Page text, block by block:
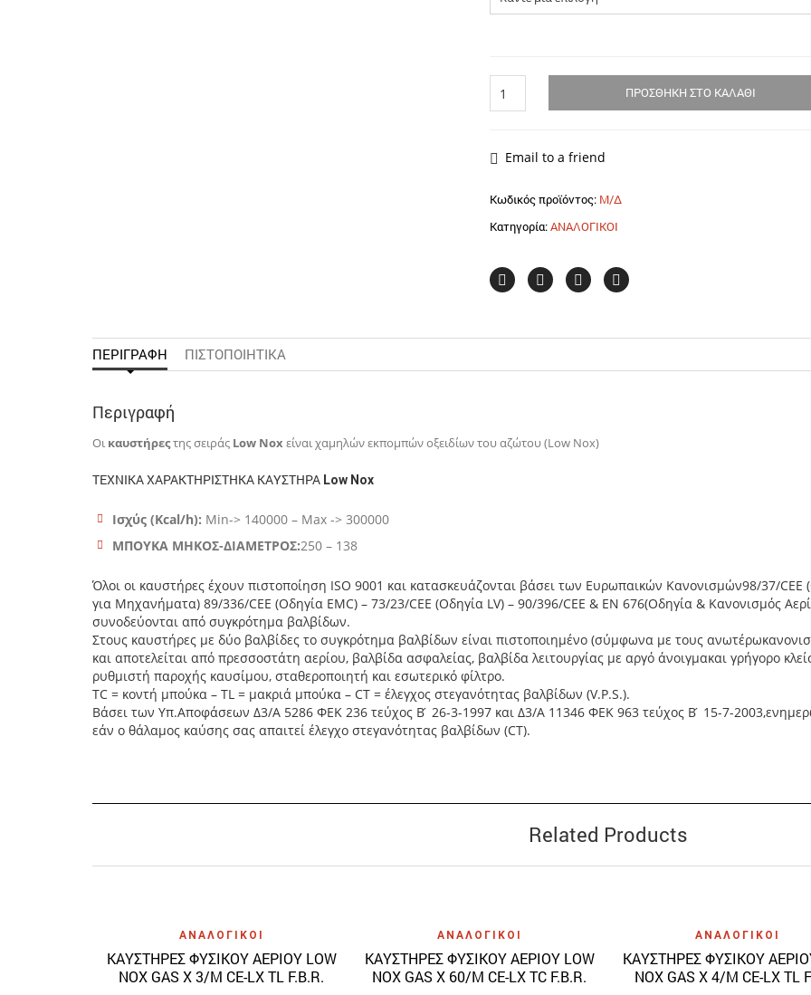
ΦΥΣΙΚΟΥ
NOX
X
5/M
CE-
TC
F.B.R.
ΠΡΟΣΘΉΚΗ ΣΤΟ ΚΑΛΆΘΙ
Email to a friend
Κωδικός προϊόντος: Μ/Δ
Κατηγορία:ΑΝΑΛΟΓΙΚΟΙ
ΠΕΡΙΓΡΑΦΉ ΠΙΣΤΟΠΟΙΗΤΙΚΑ
Περιγραφή
Οι καυστήρεςτης σειράς Low Nox είναι χαμηλών εκπομπών οξειδίων του αζώτου (Low Nox)
ΤΕΧΝΙΚΑ ΧΑΡΑΚΤΗΡΙΣΤΗΚΑ ΚΑΥΣΤΗΡΑ Low Nox
Ισχύς (Kcal/h): Min-> 140000 – Max -> 300000
ΜΠΟΥΚΑ ΜΗΚΟΣ-ΔΙΑΜΕΤΡΟΣ:250 – 138
Όλοι οι καυστήρες έχουν πιστοποίηση ISO 9001 και κατασκευάζονται βάσει των Ευρωπαικών Κανονισμών98/37/CEE
για Μηχανήματα) 89/336/CEE (Οδηγία EMC) – 73/23/CEE (Οδηγία LV) – 90/396/CEE & ΕΝ 676(Οδηγία & Κανονισμός
συνοδεύονται από συγκρότημα βαλβίδων.
Στους καυστήρες με δύο βαλβίδες το συγκρότημα βαλβίδων είναι πιστοποιημένο (σύμφωνα με τους
και αποτελείται από πρεσσοστάτη αερίου, βαλβίδα ασφαλείας, βαλβίδα λειτουργίας με αργό άνοιγμακαι γρήγορο
ρυθμιστή παροχής καυσίμου, σταθεροποιητή και εσωτερικό φίλτρο.
TC = κοντή μπούκα – TL = μακριά μπούκα – CT = έλεγχος στεγανότητας βαλβίδων (V.P.S.).
Βάσει των Υπ.Αποφάσεων Δ3/Α 5286 ΦΕΚ 236 τεύχος Β ́ 26-3-1997 και Δ3/Α 11346 ΦΕΚ 963 τεύχος Β ́ 15-7-
εάν ο θάλαμος καύσης σας απαιτεί έλεγχο στεγανότητας βαλβίδων (CT).
Related Products
Quick View
ΑΝΑΛΟΓΙΚΟΙ
ΚΑΥΣΤΗΡΕΣ ΦΥΣΙΚΟΥ ΑΕΡΙΟΥ LOW
NOX GAS X 3/M CE-LX TL F.B.R.
Quick View
ΑΝΑΛΟΓΙΚΟΙ
ΚΑΥΣΤΗΡΕΣ ΦΥΣΙΚΟΥ ΑΕΡΙΟΥ LOW
NOX GAS X 60/M CE-LX TC F.B.R.
Quick View
ΑΝΑΛΟΓΙΚΟΙ
ΚΑΥΣΤΗΡΕΣ ΦΥΣΙΚΟΥ
NOX GAS X 4/M CE-LX TL